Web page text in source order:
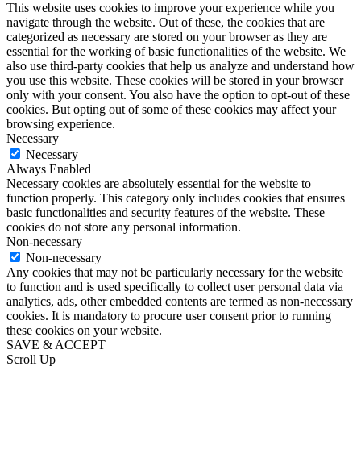
This website uses cookies to improve your experience while you
navigate through the website. Out of these, the cookies that are
categorized as necessary are stored on your browser as they are
essential for the working of basic functionalities of the website. We
also use third-party cookies that help us analyze and understand how
you use this website. These cookies will be stored in your browser
only with your consent. You also have the option to opt-out of these
cookies. But opting out of some of these cookies may affect your
browsing experience.
Necessary
Necessary
Always Enabled
Necessary cookies are absolutely essential for the website to
function properly. This category only includes cookies that ensures
basic functionalities and security features of the website. These
cookies do not store any personal information.
Non-necessary
Non-necessary
Any cookies that may not be particularly necessary for the website
to function and is used specifically to collect user personal data via
analytics, ads, other embedded contents are termed as non-necessary
cookies. It is mandatory to procure user consent prior to running
these cookies on your website.
SAVE & ACCEPT
Scroll Up